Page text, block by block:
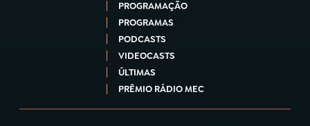
PROGRAMAÇÃO
PROGRAMAS
PODCASTS
VIDEOCASTS
ÚLTIMAS
PRÊMIO RÁDIO MEC